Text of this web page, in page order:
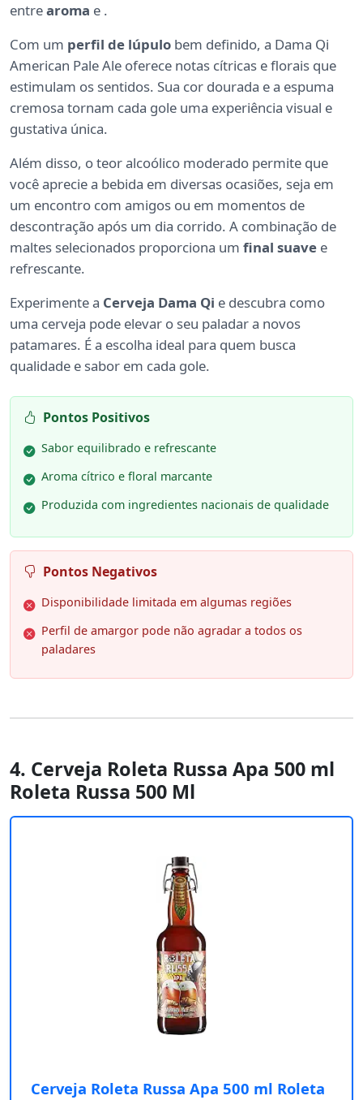
entrearoma e .
Com um perfil de lúpulo bem definido, a Dama Qi
American Pale Ale oferece notas cítricas e florais que
estimulam os sentidos. Sua cor dourada e a espuma
cremosa tornam cada gole uma experiência visual e
gustativa única.
Além disso, o teor alcoólico moderado permite que
você aprecie a bebida em diversas ocasiões, seja em
um encontro com amigos ou em momentos de
descontração após um dia corrido. A combinação de
maltes selecionados proporciona um final suave e
refrescante.
Experimente a Cerveja Dama Qi e descubra como
uma cerveja pode elevar o seu paladar a novos
patamares. É a escolha ideal para quem busca
qualidade e sabor em cada gole.
Pontos Positivos
Sabor equilibrado e refrescante
Aroma cítrico e floral marcante
Produzida com ingredientes nacionais de qualidade
Pontos Negativos
Disponibilidade limitada em algumas regiões
Perfil de amargor pode não agradar a todos os
paladares
4. Cerveja Roleta Russa Apa 500 ml
Roleta Russa 500 Ml
Cerveja Roleta Russa Apa 500 ml Roleta